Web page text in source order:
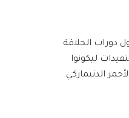
التي يقدّمها فريق الدعم النفسي الاجتماعي للمستفيدات في بعض مناطق الريف ومراكز إيواء المدينة، اختتم الخميس 21 أيلول دورات الحلاقة
للمستفيدات ليكونوا
الدنيماركي.